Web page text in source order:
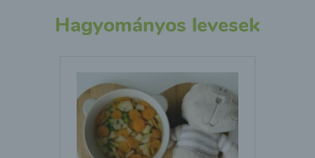
Hagyományos levesek